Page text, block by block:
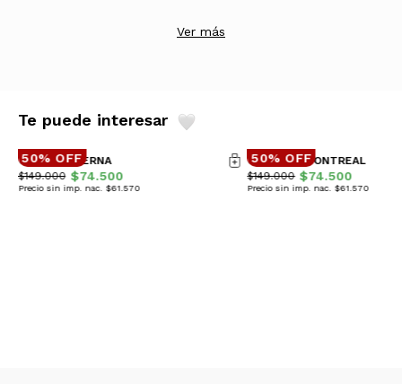
Ver más
Te puede interesar
50% OFF
CAMPERA BERNA
$149.000 $74.500
Precio sin imp. nac. $61.570
50% OFF
CAMPERA MONTREAL
$149.000 $74.500
Precio sin imp. nac. $61.570